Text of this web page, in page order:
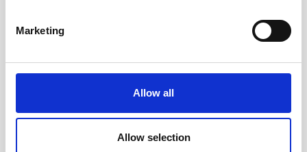
Marketing
Allow all
Allow selection
Köp Köp
Andra köpte även